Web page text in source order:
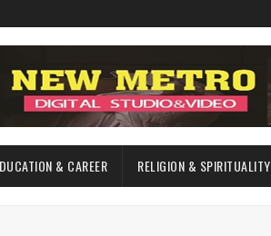
& CAREER RELIGION & SPIRITUALITY